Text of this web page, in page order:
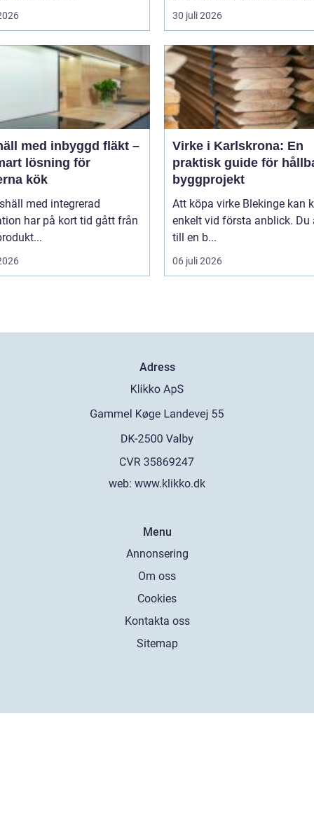
30 juli 2026
med inbyggd fläkt –
lösning för
kök
med integrerad
har på kort tid gått från
Virke i Karlskrona: En
praktisk guide för
byggprojekt
Att köpa virke Blekinge kan
enkelt vid första anblick. Du
till en b...
06 juli 2026
Adress
web: www.klikko.dk
Menu
Annonsering
Om oss
Cookies
Kontakta oss
Sitemap